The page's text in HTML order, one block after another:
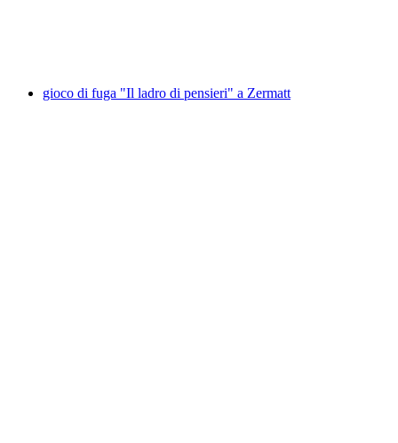
gioco di fuga "Il ladro di pensieri" a Zermatt